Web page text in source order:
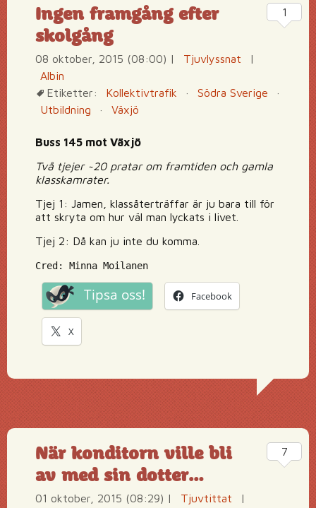
Ingen framgång efter
skolgång
08 oktober, 2015 (08:00) | Tjuvlyssnat
|
Albin
Etiketter:
Kollektivtrafik · Södra Sverige
·
Utbildning
· Växjö
Buss 145 mot Växjö
Två tjejer ~20 pratar om framtiden och gamla
klasskamrater.
Tjej 1: Jamen, klassåterträffar är ju bara till för
att skryta om hur väl man lyckats i livet.
Tjej 2: Då kan ju inte du komma.
Cred: Minna Moilanen
Tipsa oss! Facebook
X
1
När konditorn ville bli
av med sin dotter…
01 oktober, 2015 (08:29) | Tjuvtittat
|
7